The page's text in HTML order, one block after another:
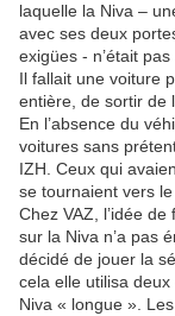
laquelle la Niva –
avec ses deux
exigües - n’était
Il fallait une voiture
entière, de sortir de
En l’absence du
voitures sans
IZH. Ceux qui
se tournaient vers
Chez VAZ, l’idée
sur la Niva n’a pas
décidé de jouer la
cela elle utilisa
Niva « longue ».